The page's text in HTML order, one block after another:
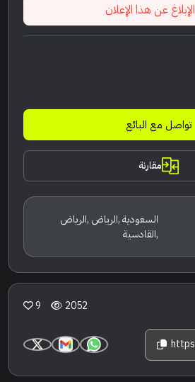
الإبلاغ عن هذا الإعلان
تواصل مع البائع
مقارنة
السعودية ,الرياض ,الرياض
,القادسية
2052
9